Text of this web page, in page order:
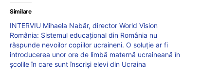
Similare
INTERVIU Mihaela Nabăr, director World Vision
România: Sistemul educațional din România nu
răspunde nevoilor copiilor ucraineni. O soluție ar fi
introducerea unor ore de limbă maternă ucraineană în
școlile în care sunt înscriși elevi din Ucraina